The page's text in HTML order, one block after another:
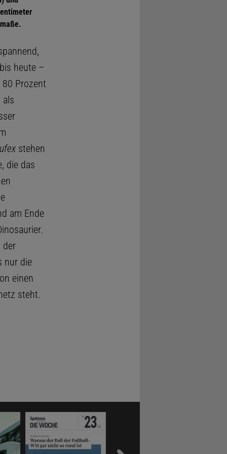
heute –
80 Prozent
als
stehen
die das
am Ende
der
nur die
einen
steht.